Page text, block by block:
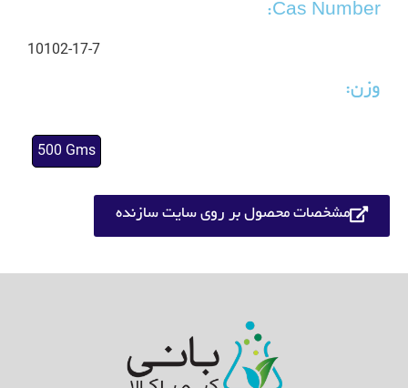
Cas Number:
10102-17-7
وزن:
500 Gms
مشخصات محصول بر روی سایت سازنده